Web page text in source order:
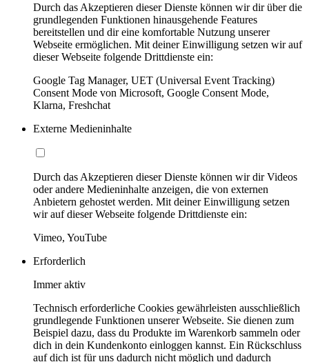
Durch das Akzeptieren dieser Dienste können wir dir über die
grundlegenden Funktionen hinausgehende Features
bereitstellen und dir eine komfortable Nutzung unserer
Webseite ermöglichen. Mit deiner Einwilligung setzen wir auf
dieser Webseite folgende Drittdienste ein:
Google Tag Manager, UET (Universal Event Tracking)
Consent Mode von Microsoft, Google Consent Mode,
Klarna, Freshchat
Externe Medieninhalte
Durch das Akzeptieren dieser Dienste können wir dir Videos
oder andere Medieninhalte anzeigen, die von externen
Anbietern gehostet werden. Mit deiner Einwilligung setzen
wir auf dieser Webseite folgende Drittdienste ein:
Vimeo, YouTube
Erforderlich
Immer aktiv
Technisch erforderliche Cookies gewährleisten ausschließlich
grundlegende Funktionen unserer Webseite. Sie dienen zum
Beispiel dazu, dass du Produkte im Warenkorb sammeln oder
dich in dein Kundenkonto einloggen kannst. Ein Rückschluss
auf dich ist für uns dadurch nicht möglich und dadurch